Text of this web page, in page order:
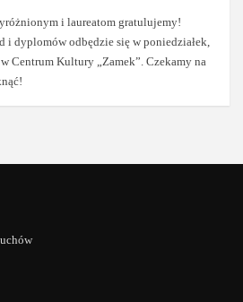
i laureatom gratulujemy!
i dyplomów odbędzie się w poniedziałek,
Centrum Kultury „Zamek”. Czekamy na